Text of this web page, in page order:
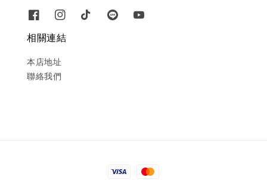
相關連結
本店地址
聯絡我們